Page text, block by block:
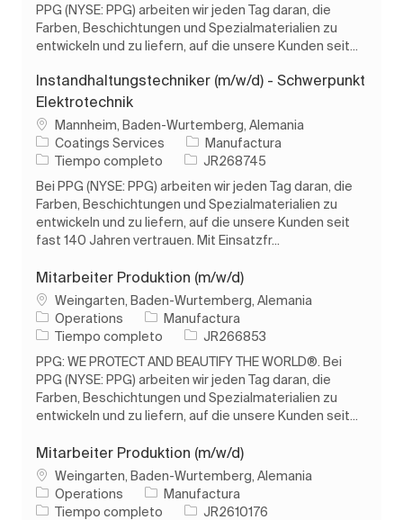
PPG (NYSE: PPG) arbeiten wir jeden Tag daran, die
Farben, Beschichtungen und Spezialmaterialien zu
entwickeln und zu liefern, auf die unsere Kunden seit...
Instandhaltungstechniker (m/w/d) - Schwerpunkt
Elektrotechnik
Ubicación
Mannheim, Baden-Wurtemberg, Alemania
Coatings Services
Categoría
Manufactura
Tipo de trabajo
Tiempo completo ID de trabajo
JR268745
Bei PPG (NYSE: PPG) arbeiten wir jeden Tag daran, die
Farben, Beschichtungen und Spezialmaterialien zu
entwickeln und zu liefern, auf die unsere Kunden seit
fast 140 Jahren vertrauen. Mit Einsatzfr...
Mitarbeiter Produktion (m/w/d)
Ubicación
Weingarten, Baden-Wurtemberg, Alemania
Operations
Categoría
Manufactura
Tipo de trabajo
Tiempo completo ID de trabajo
JR266853
PPG: WE PROTECT AND BEAUTIFY THE WORLD®. Bei
PPG (NYSE: PPG) arbeiten wir jeden Tag daran, die
Farben, Beschichtungen und Spezialmaterialien zu
entwickeln und zu liefern, auf die unsere Kunden seit...
Mitarbeiter Produktion (m/w/d)
Ubicación
Weingarten, Baden-Wurtemberg, Alemania
Operations
Categoría
Manufactura
Tipo de trabajo
Tiempo completo ID de trabajo
JR2610176